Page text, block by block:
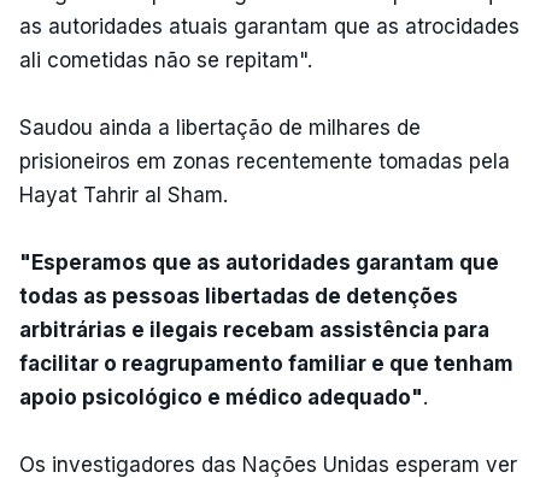
as autoridades atuais garantam que as atrocidades
ali cometidas não se repitam".
Saudou ainda a libertação de milhares de
prisioneiros em zonas recentemente tomadas pela
Hayat Tahrir al Sham.
"Esperamos que as autoridades garantam que
todas as pessoas libertadas de detenções
arbitrárias e ilegais recebam assistência para
facilitar o reagrupamento familiar e que tenham
apoio psicológico e médico adequado".
Os investigadores das Nações Unidas esperam ver